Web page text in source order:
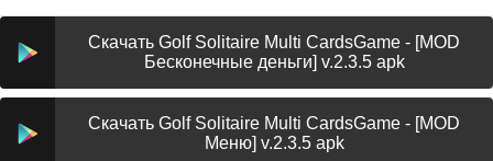
Скачать Golf Solitaire Multi CardsGame - [MOD
Бесконечные деньги] v.2.3.5 apk
Скачать Golf Solitaire Multi CardsGame - [MOD
Меню] v.2.3.5 apk